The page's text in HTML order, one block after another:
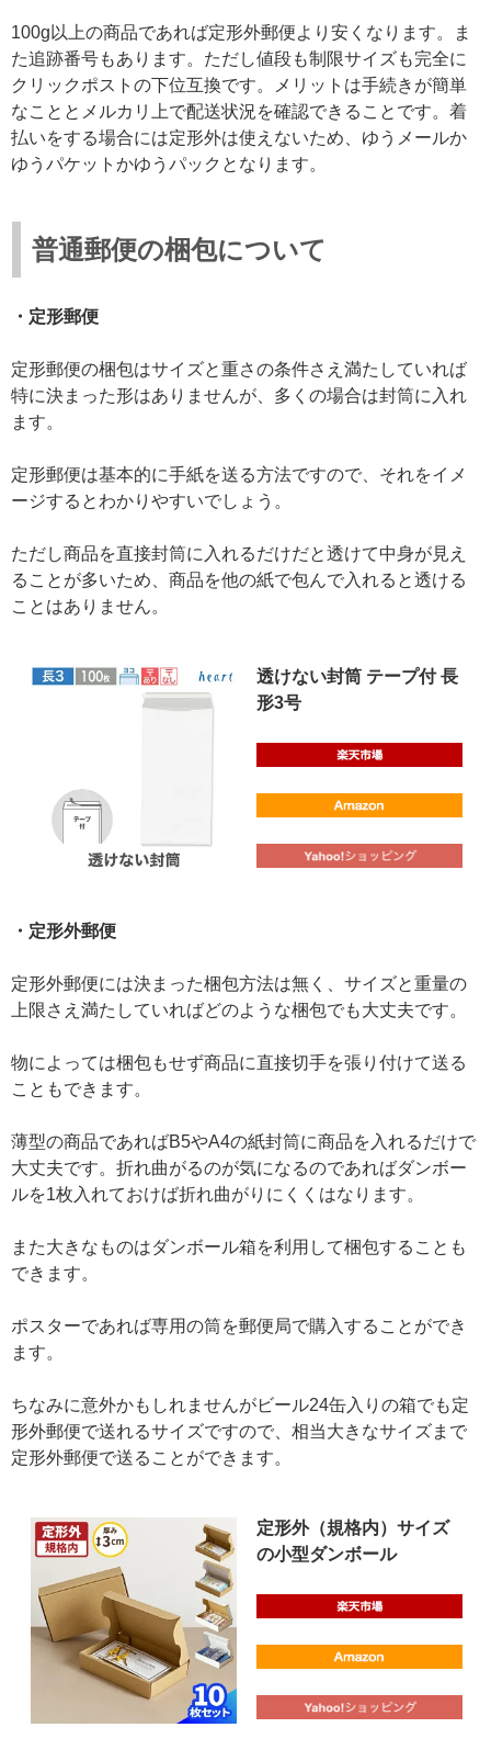
100g以上の商品であれば定形外郵便より安くなります。ま
た追跡番号もあります。ただし値段も制限サイズも完全に
クリックポストの下位互換です。メリットは手続きが簡単
なこととメルカリ上で配送状況を確認できることです。着
払いをする場合には定形外は使えないため、ゆうメールか
ゆうパケットかゆうパックとなります。
普通郵便の梱包について
・定形郵便
定形郵便の梱包はサイズと重さの条件さえ満たしていれば
特に決まった形はありませんが、多くの場合は封筒に入れ
ます。
定形郵便は基本的に手紙を送る方法ですので、それをイメ
ージするとわかりやすいでしょう。
ただし商品を直接封筒に入れるだけだと透けて中身が見え
ることが多いため、商品を他の紙で包んで入れると透ける
ことはありません。
透けない封筒 テープ付 長
形3号
・定形外郵便
定形外郵便には決まった梱包方法は無く、サイズと重量の
上限さえ満たしていればどのような梱包でも大丈夫です。
物によっては梱包もせず商品に直接切手を張り付けて送る
こともできます。
薄型の商品であればB5やA4の紙封筒に商品を入れるだけで
大丈夫です。折れ曲がるのが気になるのであればダンボー
ルを1枚入れておけば折れ曲がりにくくはなります。
また大きなものはダンボール箱を利用して梱包することも
できます。
ポスターであれば専用の筒を郵便局で購入することができ
ます。
ちなみに意外かもしれませんがビール24缶入りの箱でも定
形外郵便で送れるサイズですので、相当大きなサイズまで
定形外郵便で送ることができます。
定形外（規格内）サイズ
の小型ダンボール